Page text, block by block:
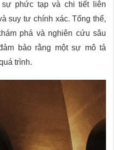
phức tạp và chi tiết liên
suy tư chính xác. Tổng thể,
phá và nghiên cứu sâu
bảo rằng một sự mô tả
trình.